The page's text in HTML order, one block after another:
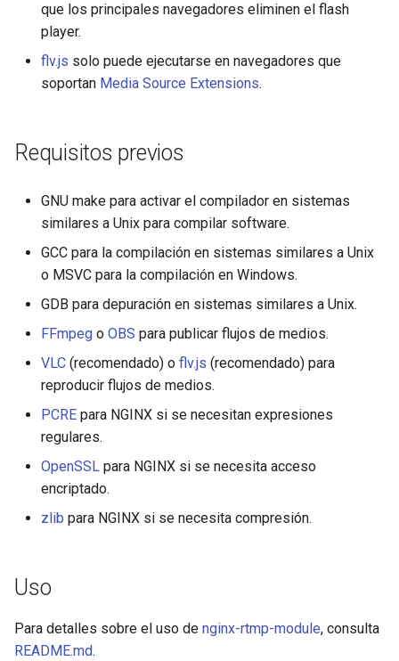
mlcache
multiplexer
mysql
nettle
newrelic
ntlm
openidc
perf
prettycjson
qless-web
qless
que los principales navegadores eliminen el flash
player.
flv.js solo puede ejecutarse en navegadores que
soportan Media Source Extensions.
Requisitos previos
GNU make para activar el compilador en sistemas
similares a Unix para compilar software.
GCC para la compilación en sistemas similares a Unix
o MSVC para la compilación en Windows.
GDB para depuración en sistemas similares a Unix.
FFmpeg o OBS para publicar flujos de medios.
VLC (recomendado) o flv.js (recomendado) para
reproducir flujos de medios.
PCRE para NGINX si se necesitan expresiones
regulares.
OpenSSL para NGINX si se necesita acceso
encriptado.
zlib para NGINX si se necesita compresión.
Uso
Para detalles sobre el uso de nginx-rtmp-module, consulta
README.md.